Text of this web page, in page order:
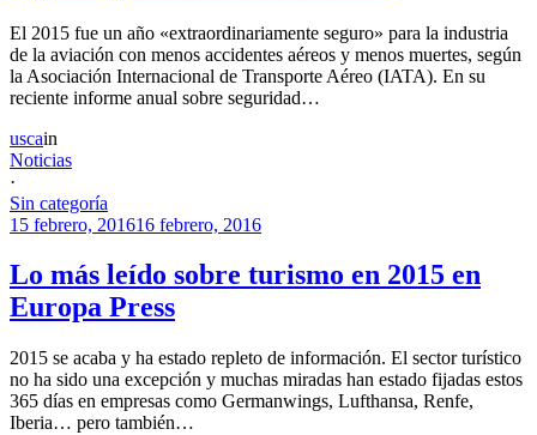
El 2015 fue un año «extraordinariamente seguro» para la industria
de la aviación con menos accidentes aéreos y menos muertes, según
la Asociación Internacional de Transporte Aéreo (IATA). En su
reciente informe anual sobre seguridad…
uscain
Noticias
·
Sin categoría
15 febrero, 201616 febrero, 2016
Lo más leído sobre turismo en 2015 en
Europa Press
2015 se acaba y ha estado repleto de información. El sector turístico
no ha sido una excepción y muchas miradas han estado fijadas estos
365 días en empresas como Germanwings, Lufthansa, Renfe,
Iberia… pero también…